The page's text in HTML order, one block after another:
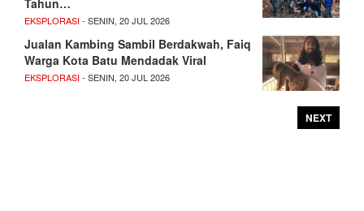
Tahun…
EKSPLORASI- SENIN, 20 JUL 2026
Jualan Kambing Sambil Berdakwah, Faiq
Warga Kota Batu Mendadak Viral
EKSPLORASI- SENIN, 20 JUL 2026
NEXT